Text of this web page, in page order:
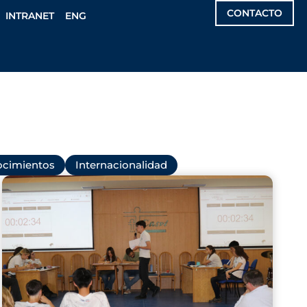
INTRANET ENG CONTACTO
Internacionalidad